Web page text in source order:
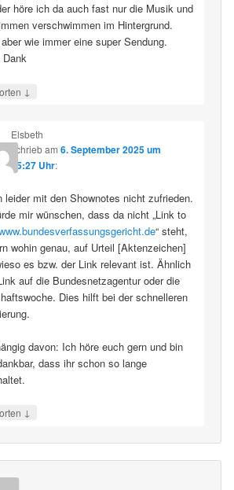
höre ich da auch fast nur die Musik und
verschwimmen im Hintergrund.
wie immer eine super Sendung.
↓
Elsbeth
schriebam 6. September 2025 um
15:27 Uhr:
leider mit den Shownotes nicht zufrieden.
mir wünschen, dass da nicht „Link to
“ steht,
wohin genau, auf Urteil [Aktenzeichen]
es bzw. der Link relevant ist. Ähnlich
auf die Bundesnetzagentur oder die
Dies hilft bei der schnelleren
davon: Ich höre euch gern und bin
dass ihr schon so lange
↓